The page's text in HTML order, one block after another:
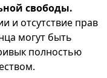
свободы.
и отсутствие прав
могут быть
полностью